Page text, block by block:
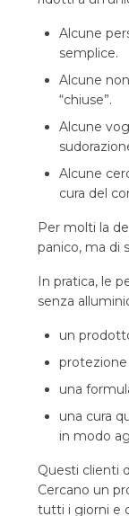
Alcune
semplice.
Alcune
“chiuse”.
Alcune
Alcune
cura del
Per molti la
panico, ma di
In pratica, le
senza
un
protezione
una
una cura
in modo
Questi clienti
Cercano un
tutti i giorni e